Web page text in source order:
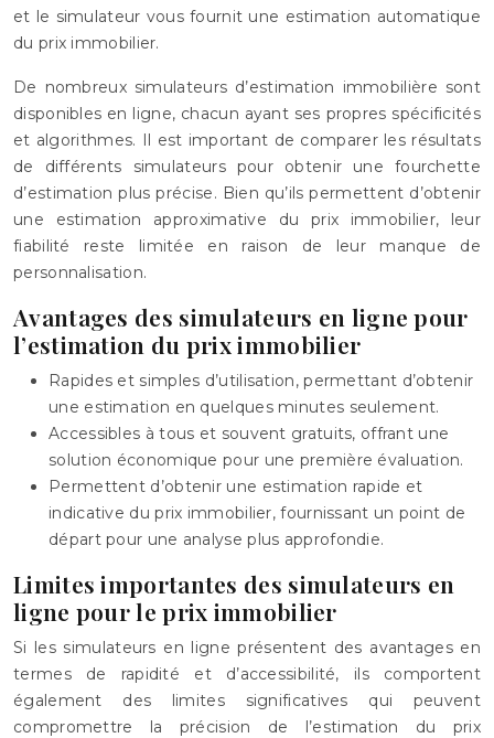
et le simulateur vous fournit une estimation automatique
du prix immobilier.
De nombreux simulateurs d’estimation immobilière sont
disponibles en ligne, chacun ayant ses propres spécificités
et algorithmes. Il est important de comparer les résultats
de différents simulateurs pour obtenir une fourchette
d’estimation plus précise. Bien qu’ils permettent d’obtenir
une estimation approximative du prix immobilier, leur
fiabilité reste limitée en raison de leur manque de
personnalisation.
Avantages des simulateurs en ligne pour
l’estimation du prix immobilier
Rapides et simples d’utilisation, permettant d’obtenir
une estimation en quelques minutes seulement.
Accessibles à tous et souvent gratuits, offrant une
solution économique pour une première évaluation.
Permettent d’obtenir une estimation rapide et
indicative du prix immobilier, fournissant un point de
départ pour une analyse plus approfondie.
Limites importantes des simulateurs en
ligne pour le prix immobilier
Si les simulateurs en ligne présentent des avantages en
termes de rapidité et d’accessibilité, ils comportent
également des limites significatives qui peuvent
compromettre la précision de l’estimation du prix